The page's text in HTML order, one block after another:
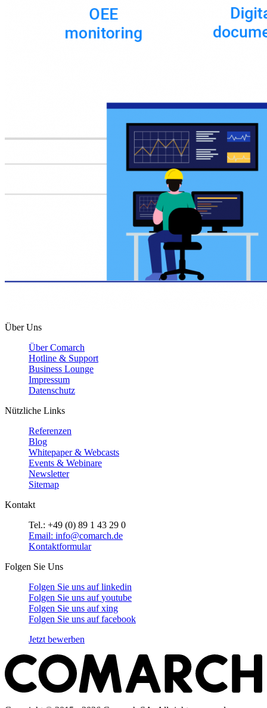
Über Uns
Über Comarch
Hotline & Support
Business Lounge
Impressum
Datenschutz
Nützliche Links
Referenzen
Blog
Whitepaper & Webcasts
Events & Webinare
Newsletter
Sitemap
Kontakt
Tel.: +49 (0) 89 1 43 29 0
Email: info@comarch.de
Kontaktformular
Folgen Sie Uns
Folgen Sie uns auflinkedin
Folgen Sie uns aufyoutube
Folgen Sie uns aufxing
Folgen Sie uns auffacebook
Jetzt bewerben